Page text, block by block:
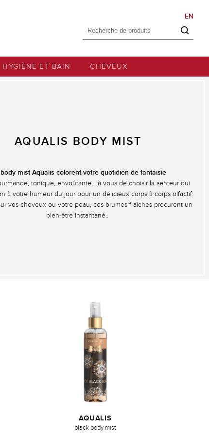
Formulaire de
recherche
Rechercher
EN
HYGIÈNE ET BAIN CHEVEUX
AQUALIS BODY MIST
mist Aqualis colorent votre quotidien de fantaisie
tonique, envoûtante... à vous de choisir la senteur qui
à votre humeur du jour pour un délicieux corps à corps olfactif.
vos cheveux ou votre peau, ces brumes fraîches procurent un
bien-être instantané..
AQUALIS
black body mist